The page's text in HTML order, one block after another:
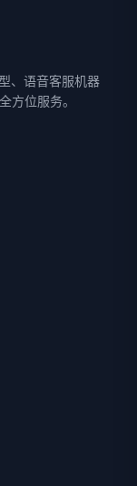
、语音客服机器
方位服务。